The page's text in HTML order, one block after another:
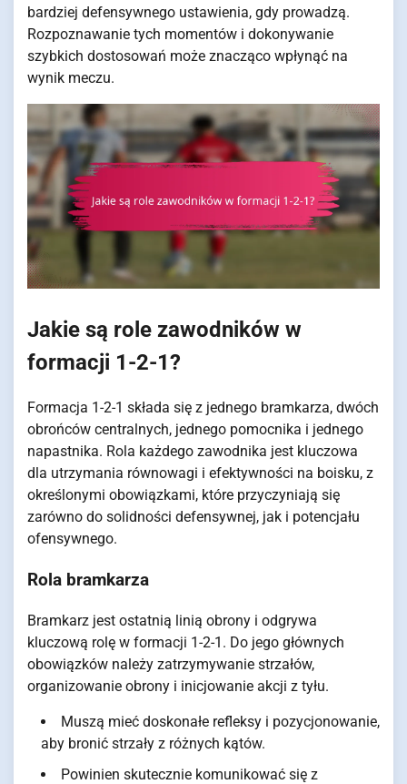
bardziej defensywnego ustawienia, gdy prowadzą.
Rozpoznawanie tych momentów i dokonywanie
szybkich dostosowań może znacząco wpłynąć na
wynik meczu.
Jakie są role zawodników w
formacji 1-2-1?
Formacja 1-2-1 składa się z jednego bramkarza, dwóch
obrońców centralnych, jednego pomocnika i jednego
napastnika. Rola każdego zawodnika jest kluczowa
dla utrzymania równowagi i efektywności na boisku, z
określonymi obowiązkami, które przyczyniają się
zarówno do solidności defensywnej, jak i potencjału
ofensywnego.
Rola bramkarza
Bramkarz jest ostatnią linią obrony i odgrywa
kluczową rolę w formacji 1-2-1. Do jego głównych
obowiązków należy zatrzymywanie strzałów,
organizowanie obrony i inicjowanie akcji z tyłu.
Muszą mieć doskonałe refleksy i pozycjonowanie,
aby bronić strzały z różnych kątów.
Powinien skutecznie komunikować się z